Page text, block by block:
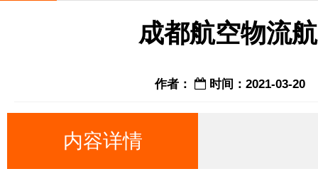
成都航空物流
作者： 时间：2021-03-20
内容详情